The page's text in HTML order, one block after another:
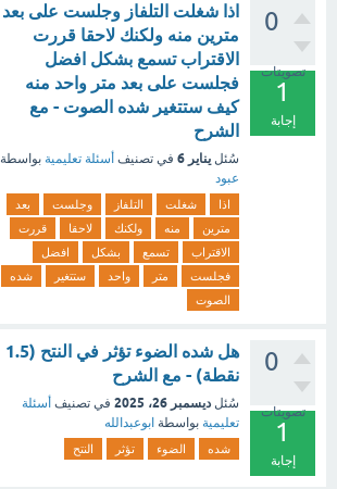
0
تصويتات
1
إجابة
اذا شغلت التلفاز وجلست على بعد
مترين منه ولكنك لاحقا قررت
الاقتراب تسمع بشكل افضل
فجلست على بعد متر واحد منه
كيف ستتغير شده الصوت - مع
الشرح
سُئل يناير 6 في تصنيف أسئلة تعليمية بواسطة
عبود
اذا شغلت التلفاز وجلست
بعد
مترين
منه ولكنك لاحقا
قررت
الاقتراب
تسمع بشكل
افضل
فجلست
متر واحد ستتغير
شده
الصوت
0
تصويتات
1
إجابة
هل شده الضوء تؤثر في النتح (1.5
نقطة) - مع الشرح
سُئل ديسمبر 26، 2025 في تصنيف أسئلة
تعليمية بواسطة ابوعبدالله
شده الضوء تؤثر النتح